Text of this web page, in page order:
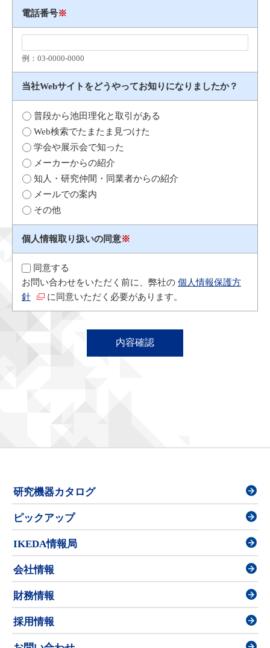
電話番号※
例：03​-​0000​-​0000
当社Webサイトをどうやってお知りになりましたか？
普段から池田理化と取引がある
Web検索でたまたま見つけた
学会や展示会で知った
メーカーからの紹介
知人・研究仲間・同業者からの紹介
メールでの案内
その他
個人情報取り扱いの同意※
同意する
お問い合わせをいただく前に、弊社の 個人情報保護方
針
に同意いただく必要があります。
研究機器カタログ
ピックアップ
IKEDA情報局
会社情報
財務情報
採用情報